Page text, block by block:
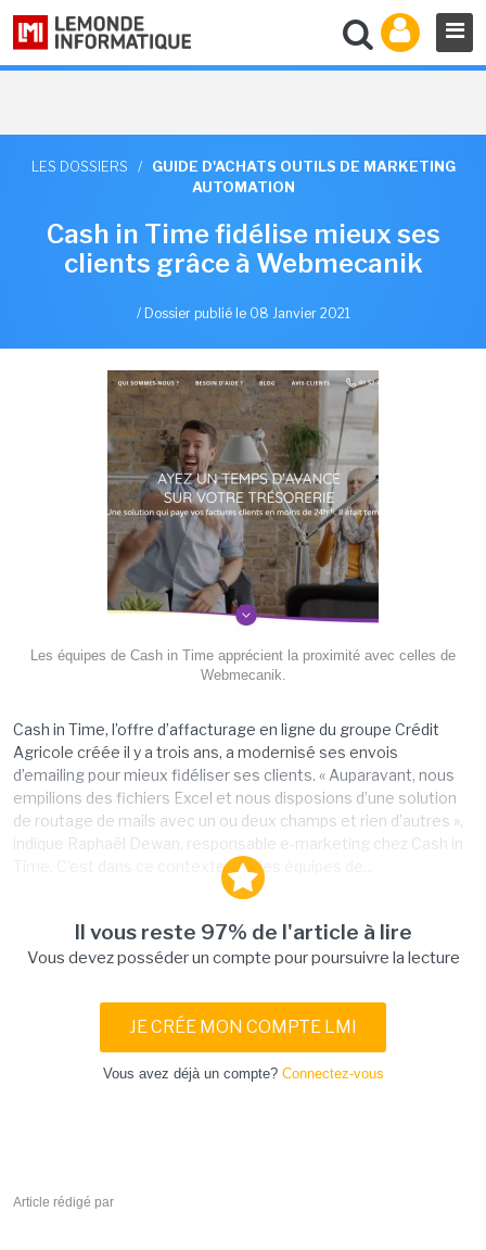
LES DOSSIERS /
GUIDE D'ACHATS OUTILS DE MARKETING
AUTOMATION
Cash in Time fidélise mieux ses
clients grâce à Webmecanik
/ Dossier publié le 08 Janvier 2021
Les équipes de Cash in Time apprécient la proximité avec celles de
Webmecanik.
Cash in Time, l’offre d’affacturage en ligne du groupe Crédit
Agricole créée il y a trois ans, a modernisé ses envois
d’emailing pour mieux fidéliser ses clients. « Auparavant, nous
empilions des fichiers Excel et nous disposions d’une solution
de routage de mails avec un ou deux champs et rien d’autres »,
indique Raphaël Dewan, responsable e-marketing chez Cash in
Time. C’est dans ce contexte que les équipes de...
Il vous reste 97% de l'article à lire
Vous devez posséder un compte pour poursuivre la lecture
JE CRÉE MON COMPTE LMI
Vous avez déjà un compte? Connectez-vous
Article rédigé par